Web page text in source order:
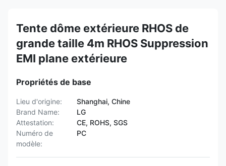
Tente dôme extérieure RHOS de
grande taille 4m RHOS Suppression
EMI plane extérieure
Propriétés de base
Lieu d'origine:
Shanghai, Chine
Brand Name:
LG
Attestation:
CE, ROHS, SGS
Numéro de
modèle:
PC